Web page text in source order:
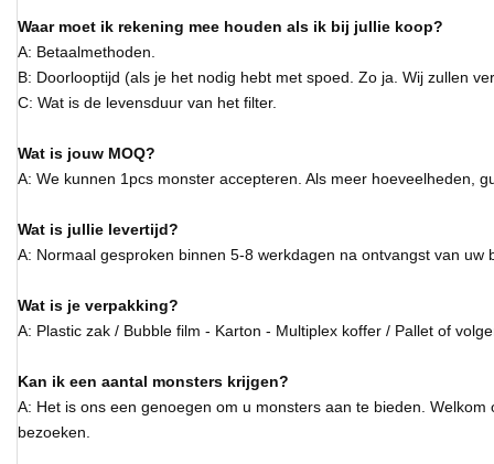
Waar moet ik rekening mee houden als ik bij jullie koop?
A: Betaalmethoden.
B: Doorlooptijd (als je het nodig hebt met spoed. Zo ja. Wij zullen
C: Wat is de levensduur van het filter.
Wat is jouw MOQ?
A: We kunnen 1pcs monster accepteren. Als meer hoeveelheden,
Wat is jullie levertijd?
A: Normaal gesproken binnen 5-8 werkdagen na ontvangst van uw
Wat is je verpakking?
A: Plastic zak / Bubble film - Karton - Multiplex koffer / Pallet of
Kan ik een aantal monsters krijgen?
A: Het is ons een genoegen om u monsters aan te bieden.
bezoeken.